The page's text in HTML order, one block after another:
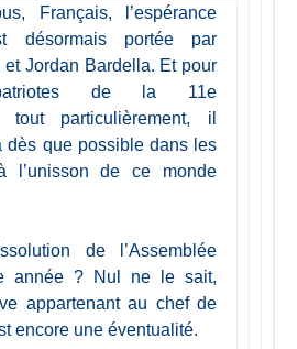
Français, l’espérance
désormais portée par
et Jordan Bardella. Et pour
de la 11e
tout particulièrement, il
dès que possible dans les
l’unisson de ce monde
de l’Assemblée
année ? Nul ne le sait,
appartenant au chef de
encore une éventualité.